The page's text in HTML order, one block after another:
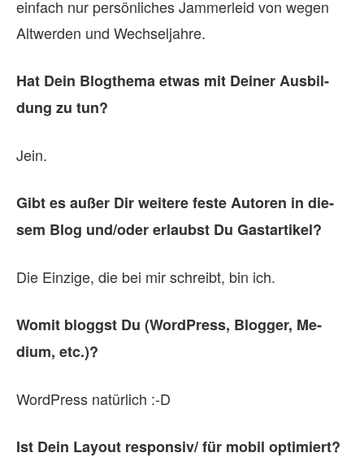
einfach nur persönliches Jammerleid von wegen
Altwerden und Wechseljahre.
Hat Dein Blog­thema et­was mit Dei­ner Aus­bil­
dung zu tun?
Jein.
Gibt es au­ßer Dir wei­tere feste Au­to­ren in die­
sem Blog und/oder er­laubst Du Gast­ar­ti­kel?
Die Einzige, die bei mir schreibt, bin ich.
Wo­mit bloggst Du (Word­Press, Blog­ger, Me­
dium, etc.)?
WordPress natürlich :-D
Ist Dein Lay­out responsiv/ für mo­bil op­ti­miert?